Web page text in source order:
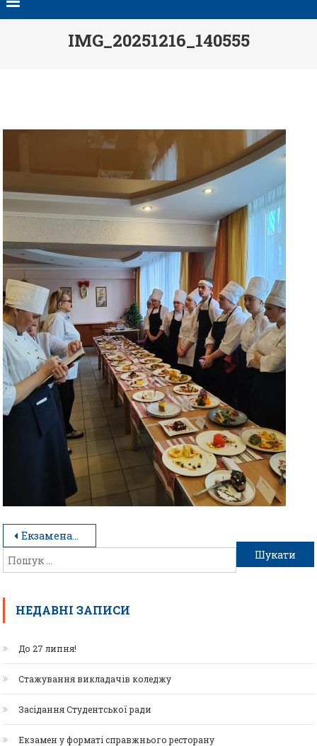
IMG_20251216_140555
Екзаменаційні пробні роботи в коледжі
НЕДАВНІ ЗАПИСИ
До 27 липня!
Стажування викладачів коледжу
Засідання Студентської ради
Екзамен у форматі справжнього ресторану